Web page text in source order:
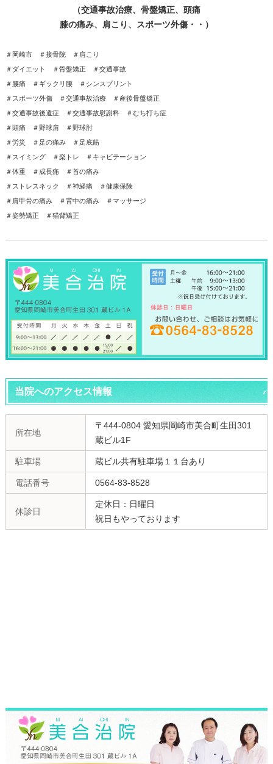
（交通事故治療、骨盤矯正、頭痛
膝の痛み、肩こり、スポーツ外傷・・）
＃岡崎市 ＃接骨院 ＃肩こり
＃ダイエット ＃骨盤矯正 ＃交通事故
＃腰痛 ＃ギックリ腰 ＃シンスプリント
＃スポーツ外傷 ＃交通事故治療 ＃産後骨盤矯正
＃交通事故後遺症 ＃交通事故慰謝料 ＃むち打ち症
＃頭痛 ＃野球肩 ＃野球肘
＃労災 ＃足の痛み ＃足底筋
＃スイミング ＃楽トレ ＃キャビテーション
＃体重 ＃成長痛 ＃首の痛み
＃ストレスネック ＃神経痛 ＃健康保険
＃肩甲骨の痛み ＃背中の痛み ＃マッサージ
＃姿勢矯正 ＃猫背矯正
当院へのアクセス情報
所在地
〒444-0804 愛知県岡崎市美合町生田301
蔵ビル1F
駐車場 蔵ビル共有駐車場１１台あり
電話番号 0564-83-8528
休診日
定休日：日曜日
祝日もやっております